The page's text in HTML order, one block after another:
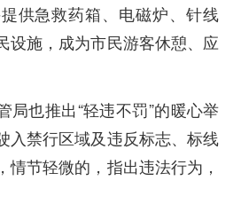
供急救药箱、电磁炉、针线
设施，成为市民游客休憩、应
局也推出“轻违不罚”的暖心举
入禁行区域及违反标志、标线
节轻微的，指出违法行为，